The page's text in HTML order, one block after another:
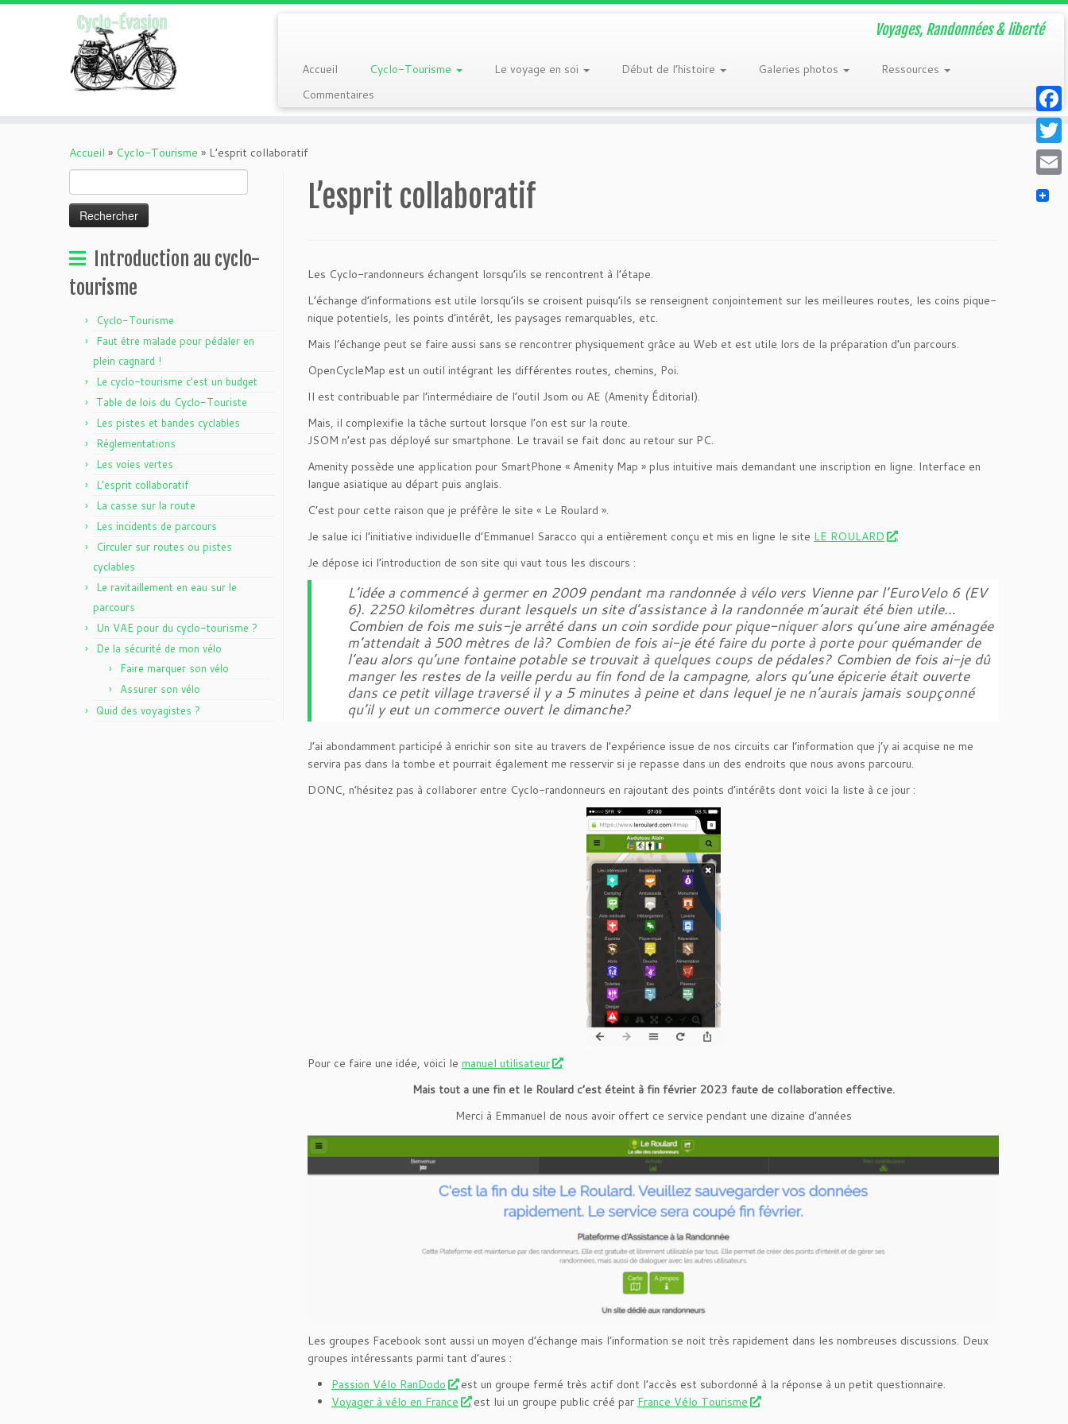
Voyages, Randonnées & liberté
Accueil Cyclo-Tourisme Le voyage en soi Début de l’histoire Galeries photos
Ressources
Commentaires
Accueil » Cyclo-Tourisme » L’esprit collaboratif
Introduction au cyclo-
tourisme
Cyclo-Tourisme
Faut être malade pour pédaler en
plein cagnard !
Le cyclo-tourisme c’est un budget
Table de lois du Cyclo-Touriste
Les pistes et bandes cyclables
Réglementations
Les voies vertes
L’esprit collaboratif
La casse sur la route
Les incidents de parcours
Circuler sur routes ou pistes
cyclables
Le ravitaillement en eau sur le
parcours
Un VAE pour du cyclo-tourisme ?
De la sécurité de mon vélo
Faire marquer son vélo
Assurer son vélo
Quid des voyagistes ?
L’esprit collaboratif
Les Cyclo-randonneurs échangent lorsqu’ils se rencontrent à l’étape.
L’échange d’informations est utile lorsqu’ils se croisent puisqu’ils se renseignent conjointement sur les meilleures routes, les coins pique-
nique potentiels, les points d’intérêt, les paysages remarquables, etc.
Mais l’échange peut se faire aussi sans se rencontrer physiquement grâce au Web et est utile lors de la préparation d’un parcours.
OpenCycleMap est un outil intégrant les différentes routes, chemins, Poi.
Il est contribuable par l’intermédiaire de l’outil Jsom ou AE (Amenity Éditorial).
Mais, il complexifie la tâche surtout lorsque l’on est sur la route.
JSOM n’est pas déployé sur smartphone. Le travail se fait donc au retour sur PC.
Amenity possède une application pour SmartPhone « Amenity Map » plus intuitive mais demandant une inscription en ligne. Interface en
langue asiatique au départ puis anglais.
C’est pour cette raison que je préfère le site « Le Roulard ».
Je salue ici l’initiative individuelle d’Emmanuel Saracco qui a entièrement conçu et mis en ligne le site LE ROULARD
.
Je dépose ici l’introduction de son site qui vaut tous les discours :
L’idée a commencé à germer en 2009 pendant ma randonnée à vélo vers Vienne par l’EuroVelo 6 (EV
6). 2250 kilomètres durant lesquels un site d’assistance à la randonnée m’aurait été bien utile…
Combien de fois me suis-je arrêté dans un coin sordide pour pique-niquer alors qu’une aire aménagée
m’attendait à 500 mètres de là? Combien de fois ai-je été faire du porte à porte pour quémander de
l’eau alors qu’une fontaine potable se trouvait à quelques coups de pédales? Combien de fois ai-je dû
manger les restes de la veille perdu au fin fond de la campagne, alors qu’une épicerie était ouverte
dans ce petit village traversé il y a 5 minutes à peine et dans lequel je ne n’aurais jamais soupçonné
qu’il y eut un commerce ouvert le dimanche?
J’ai abondamment participé à enrichir son site au travers de l’expérience issue de nos circuits car l’information que j’y ai acquise ne me
servira pas dans la tombe et pourrait également me resservir si je repasse dans un des endroits que nous avons parcouru.
DONC, n’hésitez pas à collaborer entre Cyclo-randonneurs en rajoutant des points d’intérêts dont voici la liste à ce jour :
Pour ce faire une idée, voici le manuel utilisateur
Mais tout a une fin et le Roulard c’est éteint à fin février 2023 faute de collaboration effective.
Merci à Emmanuel de nous avoir offert ce service pendant une dizaine d’années
Les groupes Facebook sont aussi un moyen d’échange mais l’information se noit très rapidement dans les nombreuses discussions. Deux
groupes intéressants parmi tant d’aures :
Passion Vélo RanDodo
est un groupe fermé très actif dont l’accès est subordonné à la réponse à un petit questionnaire.
Voyager à vélo en France
est lui un groupe public créé par France Vélo Tourisme
Email